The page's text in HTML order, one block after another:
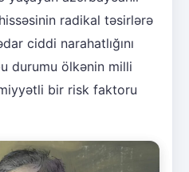
radikal təsirlərə
ciddi narahatlığını
durumu ölkənin milli
bir risk faktoru